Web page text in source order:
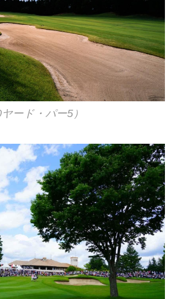
ード・パー5）